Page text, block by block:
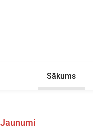
Sākums
Jaunumi